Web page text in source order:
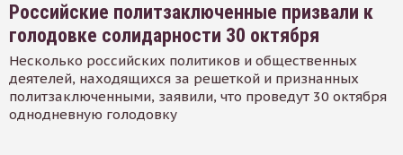
Российские политзаключенные призвали к
голодовке солидарности 30 октября
Несколько российских политиков и общественных
деятелей, находящихся за решеткой и признанных
политзаключенными, заявили, что проведут 30 октября
однодневную голодовку